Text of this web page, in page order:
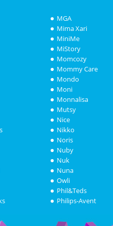
MGA
Mima Xari
MiniMe
MiStory
Momcozy
Mommy Care
Mondo
Moni
Monnalisa
Mutsy
Nice
Nikko
Noris
Nuby
Nuk
Nuna
Owli
Phil&Teds
Philips-Avent